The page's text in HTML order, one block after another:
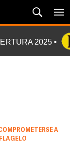
2025
A